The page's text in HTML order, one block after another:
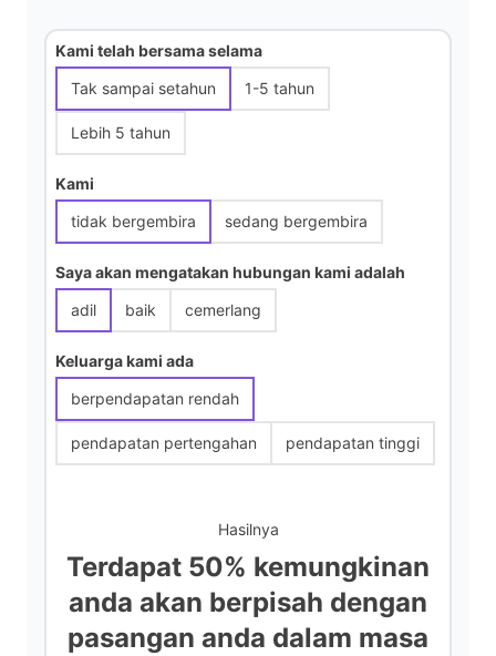
i
d
o
Kami telah bersama selama
Tak sampai setahun
1-5 tahun
Lebih 5 tahun
Kami
tidak bergembira
sedang bergembira
Saya akan mengatakan hubungan kami adalah
adil
baik cemerlang
Keluarga kami ada
berpendapatan rendah
pendapatan pertengahan pendapatan tinggi
Hasilnya
Terdapat 50% kemungkinan
anda akan berpisah dengan
pasangan anda dalam masa